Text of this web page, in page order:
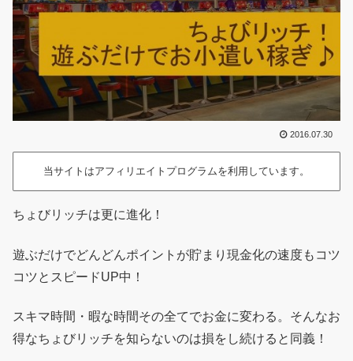
2016.07.30
当サイトはアフィリエイトプログラムを利用しています。
ちょびリッチは更に進化！
遊ぶだけでどんどんポイントが貯まり現金化の速度もコツ
コツとスピードUP中！
スキマ時間・暇な時間その全てでお金に変わる。そんなお
得なちょびリッチを知らないのは損をし続けると同義！